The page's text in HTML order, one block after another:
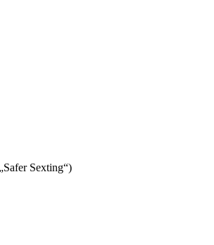
Sexting“)